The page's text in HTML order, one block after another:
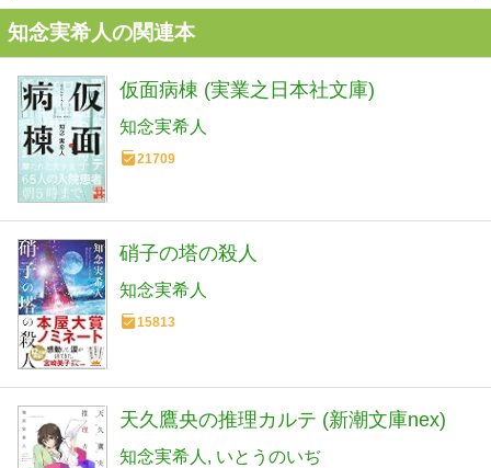
知念実希人の関連本
仮面病棟 (実業之日本社文庫)
知念実希人
21709
硝子の塔の殺人
知念実希人
15813
天久鷹央の推理カルテ (新潮文庫nex)
知念実希人 いとうのいぢ